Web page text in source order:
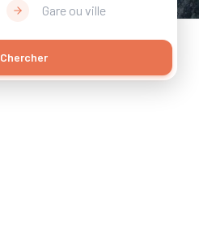
Gare ou ville
Chercher